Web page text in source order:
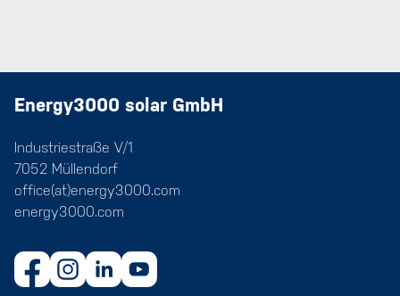
Energy3000 solar GmbH
Industriestraße V/1
7052 Müllendorf
office(at)energy3000.com
energy3000.com